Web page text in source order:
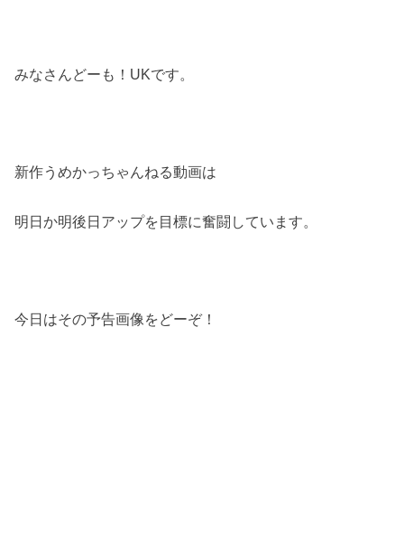
みなさんどーも！UKです。
新作うめかっちゃんねる動画は
明日か明後日アップを目標に奮闘しています。
今日はその予告画像をどーぞ！